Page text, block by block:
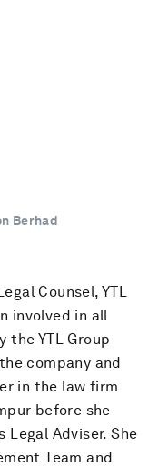
Berhad
Counsel, YTL
involved in all
the YTL Group
company and
in the law firm
before she
Legal Adviser. She
Team and